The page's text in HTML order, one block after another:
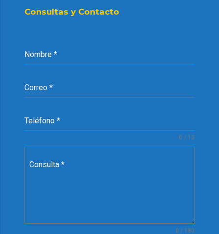
Consultas y Contacto
Nombre *
Correo *
Teléfono *
0 / 13
Consulta *
0 / 180